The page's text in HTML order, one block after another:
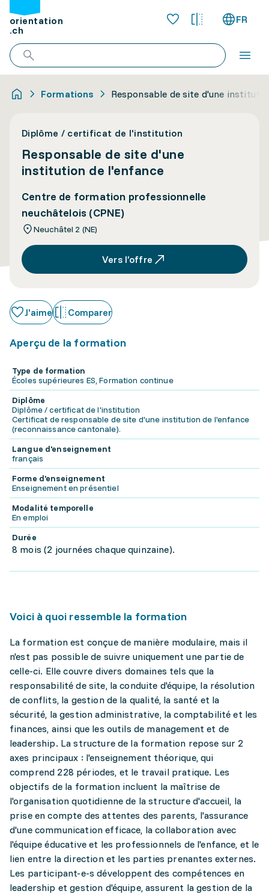
orientation
.ch
FR
Formations Responsable de site d'une
Diplôme / certificat de l'institution
Responsable de site d'une
institution de l'enfance
Centre de formation professionnelle
neuchâtelois (CPNE)
Neuchâtel 2 (NE)
Vers l’offre
J'aime Comparer
Aperçu de la formation
Type de formation
Écoles supérieures ES, Formation continue
Diplôme
Diplôme / certificat de l'institution
Certificat de responsable de site d'une institution de l'enfance
(reconnaissance cantonale).
Langue d'enseignement
français
Forme d'enseignement
Enseignement en présentiel
Modalité temporelle
En emploi
Durée
8 mois (2 journées chaque quinzaine).
Voici à quoi ressemble la formation
La formation est conçue de manière modulaire, mais il
n'est pas possible de suivre uniquement une partie de
celle-ci. Elle couvre divers domaines tels que la
responsabilité de site, la conduite d'équipe, la résolution
de conflits, la gestion de la qualité, la santé et la
sécurité, la gestion administrative, la comptabilité et les
finances, ainsi que les outils de management et de
leadership. La structure de la formation repose sur 2
axes principaux : l'enseignement théorique, qui
comprend 228 périodes, et le travail pratique. Les
objectifs de la formation incluent la maîtrise de
l'organisation quotidienne de la structure d'accueil, la
prise en compte des attentes des parents, l'assurance
d'une communication efficace, la collaboration avec
l'équipe éducative et les professionnels de l'enfance, et le
lien entre la direction et les parties prenantes externes.
Les participant-e-s développent des compétences en
leadership et gestion d'équipe, assurent la gestion de la